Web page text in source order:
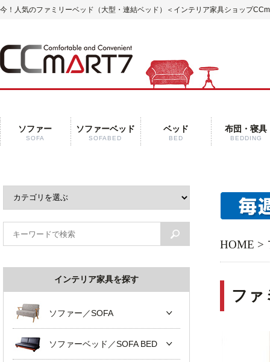
今！人気のファミリーベッド（大型・連結ベッド） ＜インテリア家具ショップ
ソファー
SOFA
ソファーベッド
SOFABED
ベッド
BED
布団・寝具
BEDDING
HOME >
ファ
インテリア家具を探す
ソファー／SOFA
ソファーベッド／SOFA BED